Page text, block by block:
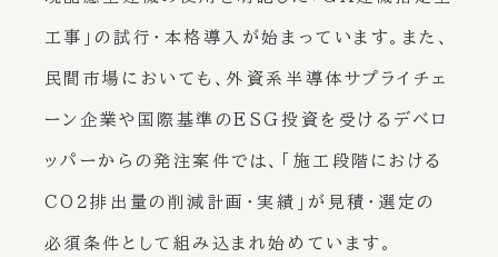
工事」の試行・本格導入が始まっています。また、
民間市場においても、外資系半導体サプライチェ
ーン企業や国際基準のESG投資を受けるデベロ
ッパーからの発注案件では、「施工段階における
CO2排出量の削減計画・実績」が見積・選定の
必須条件として組み込まれ始めています。